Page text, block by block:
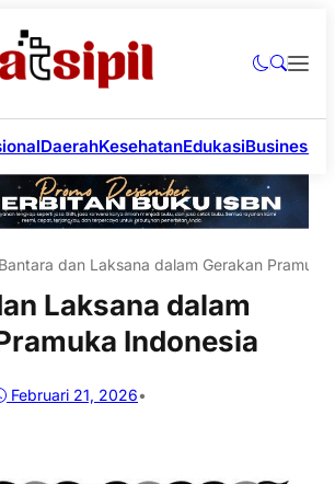
DaerahKesehatanEdukasiBusiness
Bantara dan Laksana dalam Gerakan
Laksana dalam
Indonesia
Februari 21, 2026•